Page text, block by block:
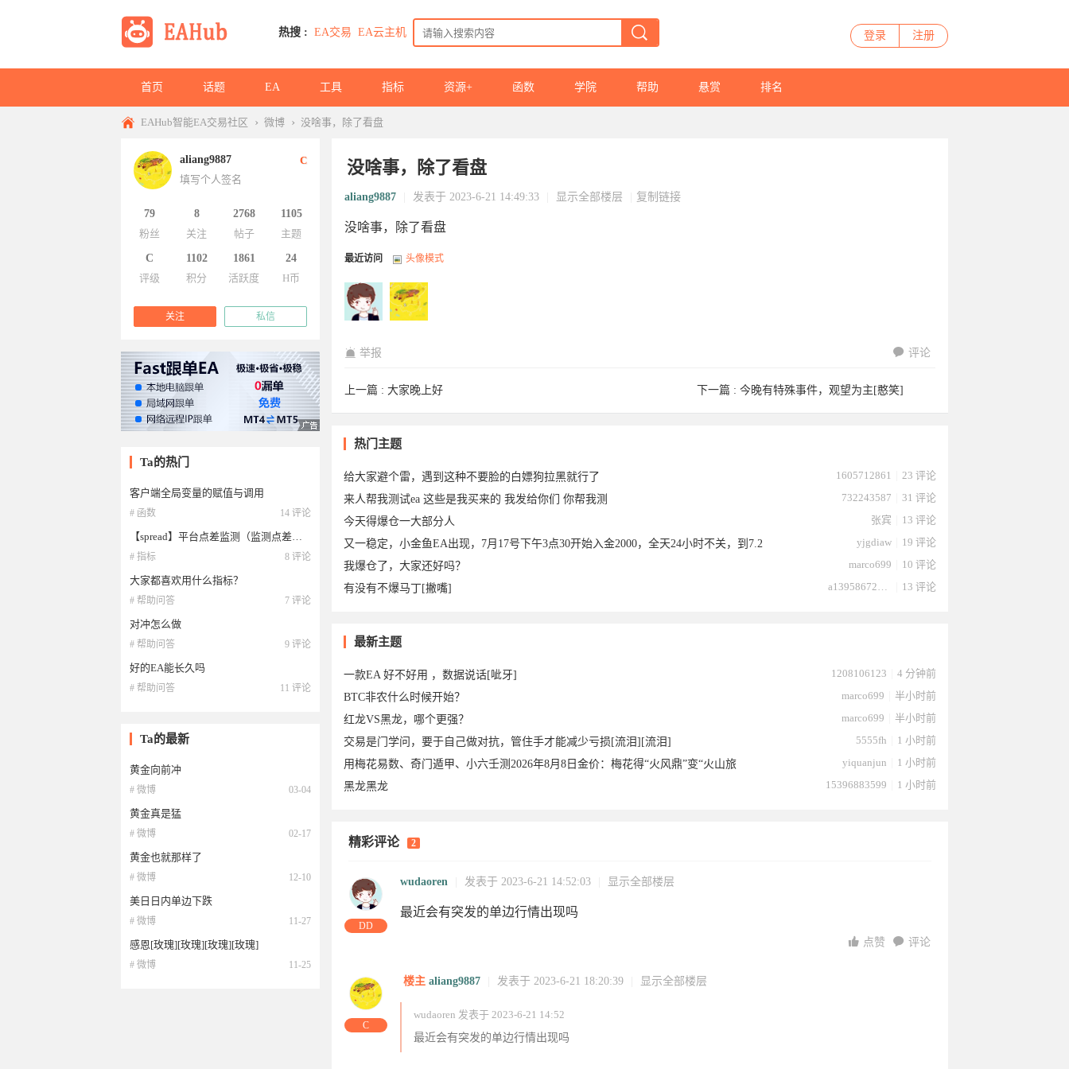
热搜 : EA交易 EA云主机 登录 注册
首页 话题 EA 工具 指标 资源+ 函数 学院 帮助 悬赏 排名
EAHub智能EA交易社区 › 微博 › 没啥事，除了看盘
没啥事，除了看盘
aliang9887 发表于 2023-6-21 14:49:33 显示全部楼层 复制链接
没啥事，除了看盘
最近访问 头像模式
于2023-
06-22
7于2023-
06-21
举报 评论
上一篇 : 大家晚上好 下一篇 : 今晚有特殊事件，观望为主[憨笑]
热门主题
给大家避个雷，遇到这种不要脸的白嫖狗拉黑就行了 23 评论
1605712861
来人帮我测试ea 这些是我买来的 我发给你们 你帮我测
31 评论
732243587
今天得爆仓一大部分人
13 评论
张宾
又一稳定，小金鱼EA出现，7月17号下午3点30开始入金2000，全天24小时不关，到7.2
19 评论
yjgdiaw
我爆仓了，大家还好吗？
10 评论
marco699
有没有不爆马丁[撇嘴]
13 评论
a13958672232
最新主题
一款EA 好不好用 ，数据说话[呲牙] 4 分钟前
1208106123
BTC非农什么时候开始？
半小时前
marco699
红龙VS黑龙，哪个更强？
半小时前
marco699
交易是门学问，要于自己做对抗，管住手才能减少亏损[流泪][流泪]
1 小时前
5555fh
用梅花易数、奇门遁甲、小六壬测2026年8月8日金价：梅花得“火风鼎”变“火山旅
1 小时前
yiquanjun
黑龙黑龙
1 小时前
15396883599
精彩评论 2
DD
wudaoren 发表于 2023-6-21 14:52:03 显示全部楼层
最近会有突发的单边行情出现吗
点赞 评论
C
楼主 aliang9887 发表于 2023-6-21 18:20:39 显示全部楼层
wudaoren 发表于 2023-6-21 14:52
最近会有突发的单边行情出现吗
aliang9887
C
填写个人签名
79
粉丝
8
关注
2768
帖子
1105
主题
C
评级
1102
积分
1861
活跃度
24
H币
关注 私信
Ta的热门
客户端全局变量的赋值与调用
# 函数 14 评论
【spread】平台点差监测（监测点差最大值、最小值、平均值，以及当前库存费）
# 指标 8 评论
大家都喜欢用什么指标？
# 帮助问答 7 评论
对冲怎么做
# 帮助问答 9 评论
好的EA能长久吗
# 帮助问答 11 评论
Ta的最新
黄金向前冲
# 微博 03-04
黄金真是猛
# 微博 02-17
黄金也就那样了
# 微博 12-10
美日日内单边下跌
# 微博 11-27
感恩[玫瑰][玫瑰][玫瑰][玫瑰]
# 微博 11-25